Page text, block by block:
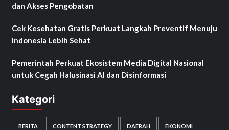
dan Akses Pengobatan
Cek Kesehatan Gratis Perkuat Langkah Preventif Menuju
Indonesia Lebih Sehat
Pemerintah Perkuat Ekosistem Media Digital Nasional
untuk Cegah Halusinasi AI dan Disinformasi
Kategori
BERITA CONTENT STRATEGY DAERAH EKONOMI